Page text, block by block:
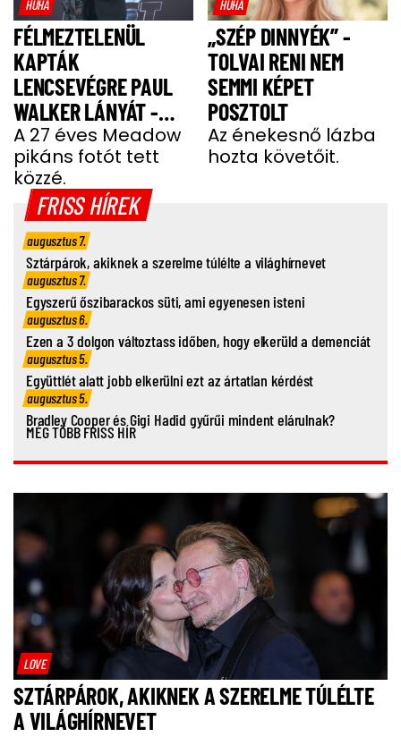
HŰHA
FÉLMEZTELENÜL
KAPTÁK
LENCSEVÉGRE PAUL
WALKER LÁNYÁT -
FOTÓ
A 27 éves Meadow
pikáns fotót tett
közzé.
HŰHA
„SZÉP DINNYÉK” -
TOLVAI RENI NEM
SEMMI KÉPET
POSZTOLT
Az énekesnő lázba
hozta követőit.
FRISS HÍREK
augusztus 7.
Sztárpárok, akiknek a szerelme túlélte a világhírnevet
augusztus 7.
Egyszerű őszibarackos süti, ami egyenesen isteni
augusztus 6.
Ezen a 3 dolgon változtass időben, hogy elkerüld a demenciát
augusztus 5.
Együttlét alatt jobb elkerülni ezt az ártatlan kérdést
augusztus 5.
Bradley Cooper és Gigi Hadid gyűrűi mindent elárulnak?
MÉG TÖBB FRISS HÍR
LOVE
SZTÁRPÁROK, AKIKNEK A SZERELME TÚLÉLTE
A VILÁGHÍRNEVET